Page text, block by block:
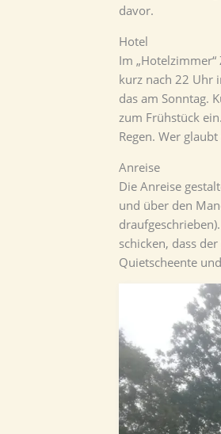
davor.
Hotel
Im
kurz nach 22 Uhr
das am Sonntag.
zum Frühstück
Regen. Wer
Anreise
Die Anreise
und über den
schicken, dass
Quietscheente